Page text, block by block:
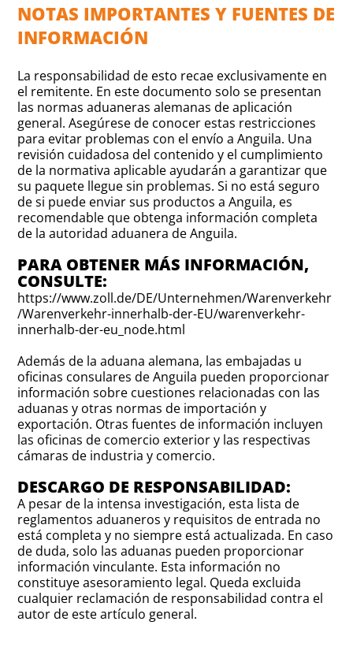
NOTAS IMPORTANTES Y FUENTES DE
INFORMACIÓN
La responsabilidad de esto recae exclusivamente en
el remitente. En este documento solo se presentan
las normas aduaneras alemanas de aplicación
general. Asegúrese de conocer estas restricciones
para evitar problemas con el envío a Anguila. Una
revisión cuidadosa del contenido y el cumplimiento
de la normativa aplicable ayudarán a garantizar que
su paquete llegue sin problemas. Si no está seguro
de si puede enviar sus productos a Anguila, es
recomendable que obtenga información completa
de la autoridad aduanera de Anguila.
PARA OBTENER MÁS INFORMACIÓN,
CONSULTE:
https://www.zoll.de/DE/Unternehmen/Warenverkehr
/Warenverkehr-innerhalb-der-EU/warenverkehr-
innerhalb-der-eu_node.html
Además de la aduana alemana, las embajadas u
oficinas consulares de Anguila pueden proporcionar
información sobre cuestiones relacionadas con las
aduanas y otras normas de importación y
exportación. Otras fuentes de información incluyen
las oficinas de comercio exterior y las respectivas
cámaras de industria y comercio.
DESCARGO DE RESPONSABILIDAD:
A pesar de la intensa investigación, esta lista de
reglamentos aduaneros y requisitos de entrada no
está completa y no siempre está actualizada. En caso
de duda, solo las aduanas pueden proporcionar
información vinculante. Esta información no
constituye asesoramiento legal. Queda excluida
cualquier reclamación de responsabilidad contra el
autor de este artículo general.